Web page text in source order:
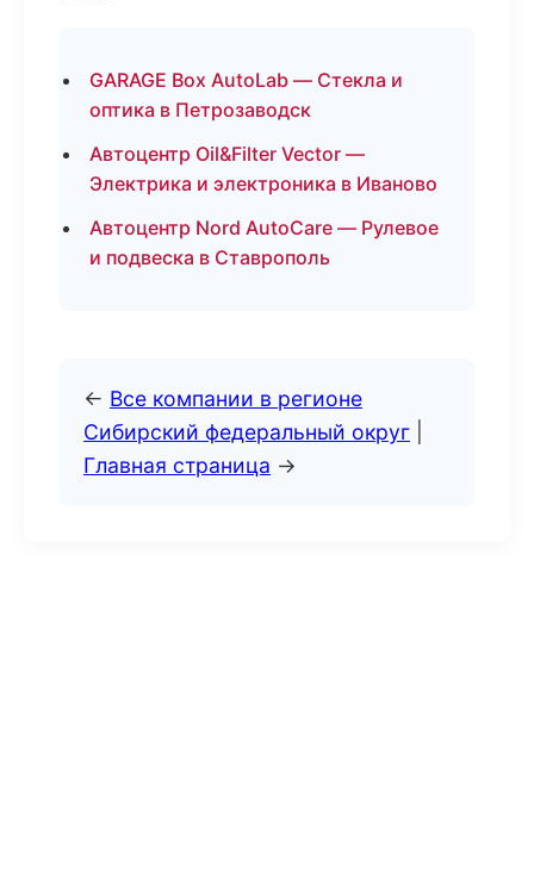
GARAGE Box AutoLab — Стекла и
оптика в Петрозаводск
Автоцентр Oil&Filter Vector —
Электрика и электроника в Иваново
Автоцентр Nord AutoCare — Рулевое
и подвеска в Ставрополь
← Все компании в регионе
Сибирский федеральный округ
Главная страница →